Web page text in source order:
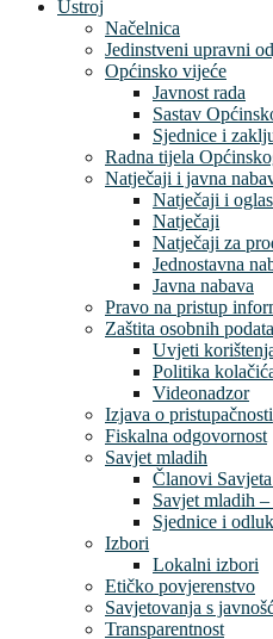
Ustroj
Načelnica
Jedinstveni upravni
Općinsko vijeće
Javnost rada
Sastav
Sjednice i
Radna tijela
Natječaji i javna
Natječaji i
Natječaji
Natječaji za
Jednostavna
Javna nabava
Pravo na pristup
Zaštita osobnih
Uvjeti
Politika
Videonadzor
Izjava o pristupačnosti
Fiskalna odgovornost
Savjet mladih
Članovi
Savjet mladih
Sjednice i
Izbori
Lokalni izbori
Etičko povjerenstvo
Savjetovanja s
Transparentnost